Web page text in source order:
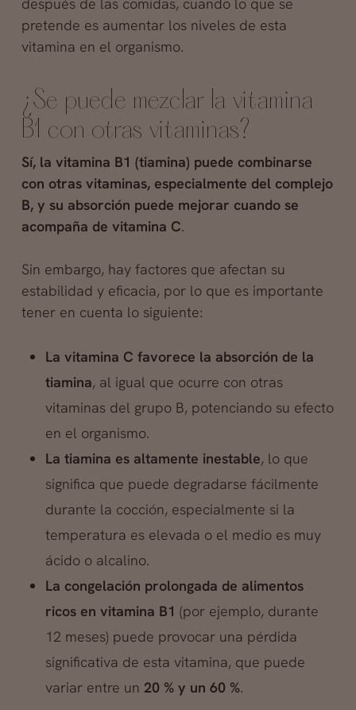
pretende es aumentar los niveles de esta
vitamina en el organismo.
¿Se puede mezclar la vitamina
B1 con otras vitaminas?
Sí, la vitamina B1 (tiamina) puede combinarse
con otras vitaminas, especialmente del complejo
B, y su absorción puede mejorar cuando se
acompaña de vitamina C.
Sin embargo, hay factores que afectan su
estabilidad y eficacia, por lo que es importante
tener en cuenta lo siguiente:
La vitamina C favorece la absorción de la
tiamina, al igual que ocurre con otras
vitaminas del grupo B, potenciando su efecto
en el organismo.
La tiamina es altamente inestable, lo que
significa que puede degradarse fácilmente
durante la cocción, especialmente si la
temperatura es elevada o el medio es muy
ácido o alcalino.
La congelación prolongada de alimentos
ricos en vitamina B1 (por ejemplo, durante
12 meses) puede provocar una pérdida
significativa de esta vitamina, que puede
variar entre un 20 % y un 60 %.